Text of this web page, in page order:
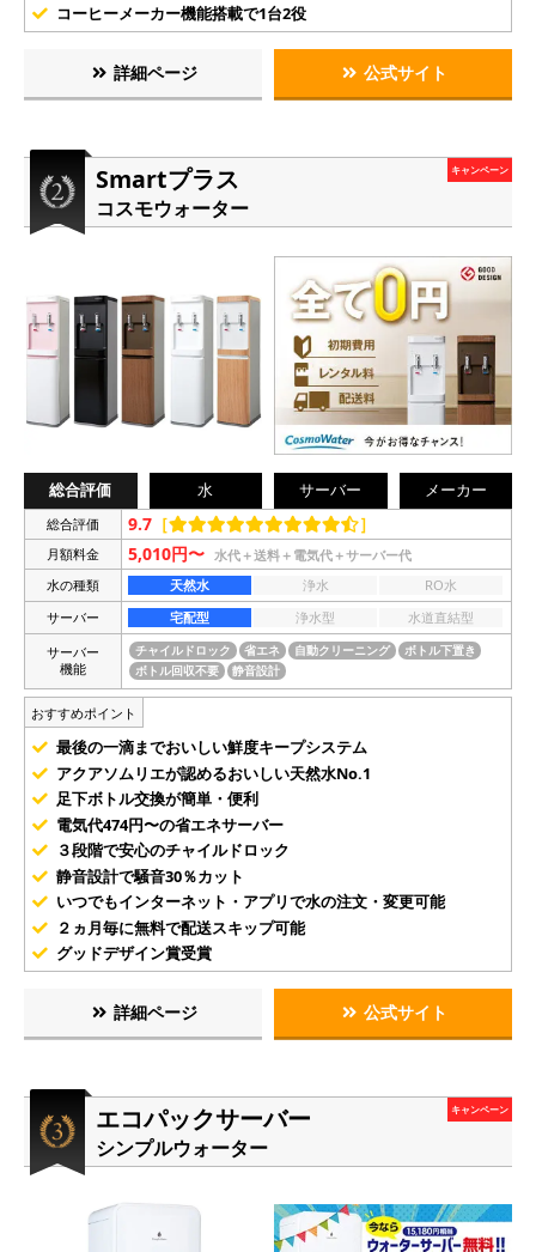
コーヒーメーカー機能搭載で1台2役
詳細ページ 公式サイト
Smartプラス
コスモウォーター
キャンペーン
総合評価 水 サーバー メーカー
総合評価 9.7 ［ ］
月額料金 5,010円〜 水代＋送料＋電気代＋サーバー代
水の種類
天然水 浄水
RO水
サーバー
宅配型 浄水型
水道直結型
サーバー
機能
チャイルドロック 省エネ 自動クリーニング
ボトル下置き
ボトル回収不要
静音設計
おすすめポイント
最後の一滴までおいしい鮮度キープシステム
アクアソムリエが認めるおいしい天然水No.1
足下ボトル交換が簡単・便利
電気代474円〜の省エネサーバー
３段階で安心のチャイルドロック
静音設計で騒音30％カット
いつでもインターネット・アプリで水の注文・変更可能
２ヵ月毎に無料で配送スキップ可能
グッドデザイン賞受賞
詳細ページ 公式サイト
エコパックサーバー
シンプルウォーター
キャンペーン